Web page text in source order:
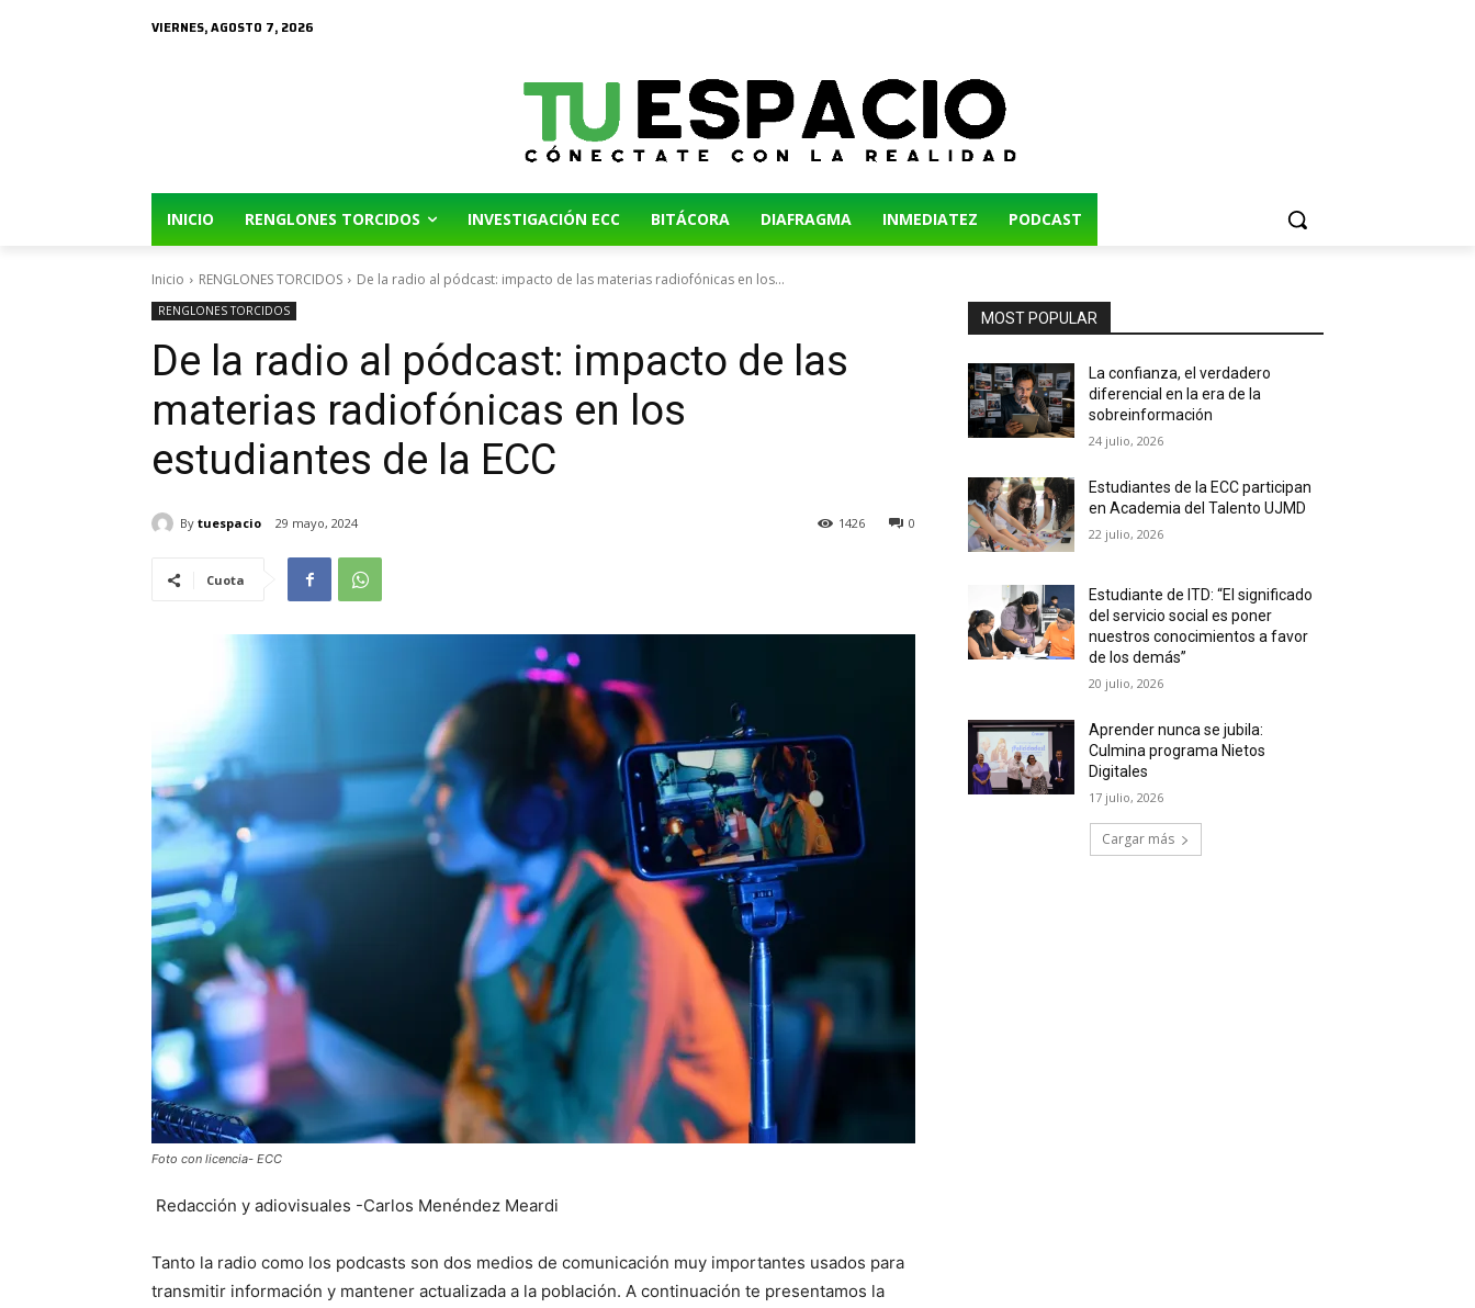
VIERNES, AGOSTO 7, 2026
INICIO RENGLONES TORCIDOS INVESTIGACIÓN ECC BITÁCORA DIAFRAGMA INMEDIATEZ PODCAST
Inicio RENGLONES TORCIDOS De la radio al pódcast: impacto de las materias radiofónicas en los...
RENGLONES TORCIDOS
De la radio al pódcast: impacto de las
materias radiofónicas en los
estudiantes de la ECC
By tuespacio 29 mayo, 2024 0
1426
Cuota
Foto con licencia- ECC
Redacción y adiovisuales -Carlos Menéndez Meardi
Tanto la radio como los podcasts son dos medios de comunicación muy importantes usados para
transmitir información y mantener actualizada a la población. A continuación te presentamos la
MOST POPULAR
La confianza, el verdadero
diferencial en la era de la
sobreinformación
24 julio, 2026
Estudiantes de la ECC participan
en Academia del Talento UJMD
22 julio, 2026
Estudiante de ITD: “El significado
del servicio social es poner
nuestros conocimientos a favor
de los demás”
20 julio, 2026
Aprender nunca se jubila:
Culmina programa Nietos
Digitales
17 julio, 2026
Cargar más